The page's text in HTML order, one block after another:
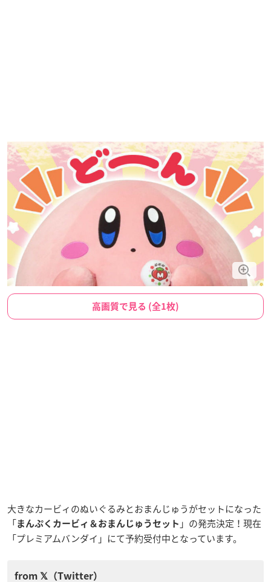
高画質で見る (全1枚)
大きなカービィのぬいぐるみとおまんじゅうがセットになった
「まんぷくカービィ＆おまんじゅうセット 」の発売決定！現在
「プレミアムバンダイ」にて予約受付中となっています。